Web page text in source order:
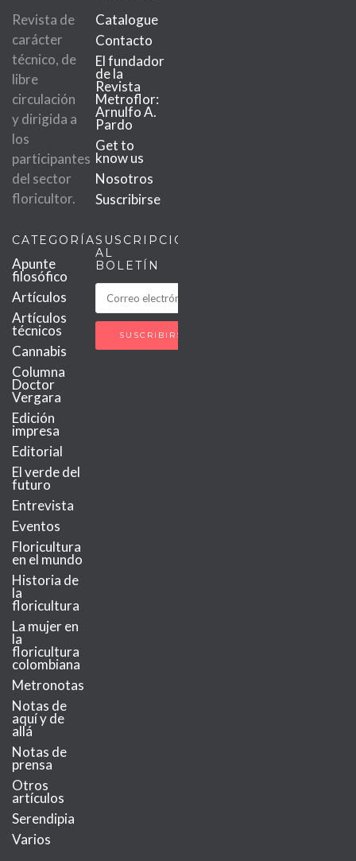
Revista de
carácter
técnico, de
libre
circulación
y dirigida a
los
participantes
del sector
floricultor.
Catalogue
Contacto
El fundador
de la
Revista
Metroflor:
Arnulfo A.
Pardo
Get to
know us
Nosotros
Suscribirse
CATEGORÍAS
Apunte
filosófico
Artículos
Artículos
técnicos
Cannabis
Columna
Doctor
Vergara
Edición
impresa
Editorial
El verde del
futuro
Entrevista
Eventos
Floricultura
en el mundo
Historia de
la
floricultura
La mujer en
la
floricultura
colombiana
Metronotas
Notas de
aquí y de
allá
Notas de
prensa
Otros
artículos
Serendipia
Varios
SUSCRIPCIÓN
AL
BOLETÍN